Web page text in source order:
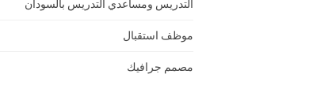
التدريس ومساعدي التدريس بالسودان
موظف استقبال
مصمم جرافيك